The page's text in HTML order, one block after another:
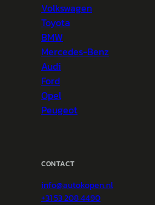
Volkswagen
Toyota
BMW
Mercedes-Benz
Audi
Ford
Opel
Peugeot
CONTACT
info@autokopen.nl
+31 53 208 4490